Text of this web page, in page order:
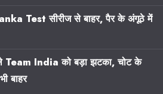
Test सीरीज से बाहर, पैर के अंगूठे में
India को बड़ा झटका, चोट के
बाहर